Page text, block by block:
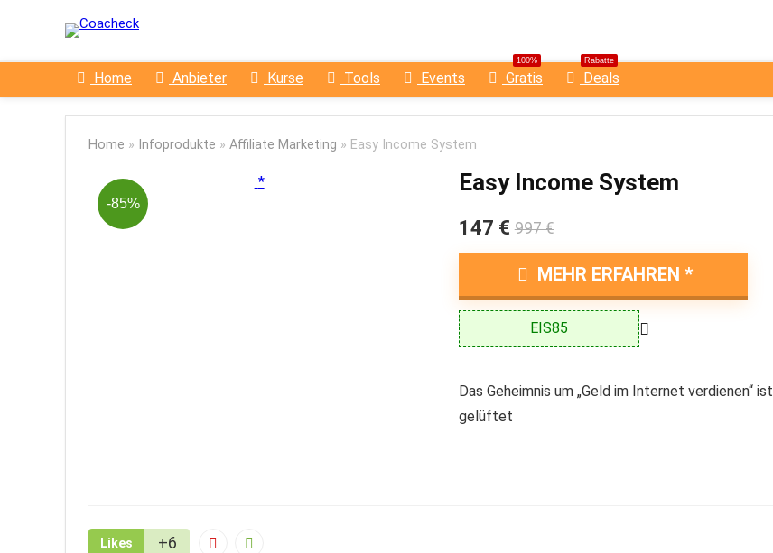
Home Anbieter Kurse Tools Events
100%
Gratis
Rabatte
Deals
Home » Infoprodukte » Affiliate Marketing » Easy Income System
-85%
Easy Income System
147 € 997 €
MEHR ERFAHREN
EIS85
Das Geheimnis um „Geld im Internet verdienen“ ist
gelüftet
Likes +6